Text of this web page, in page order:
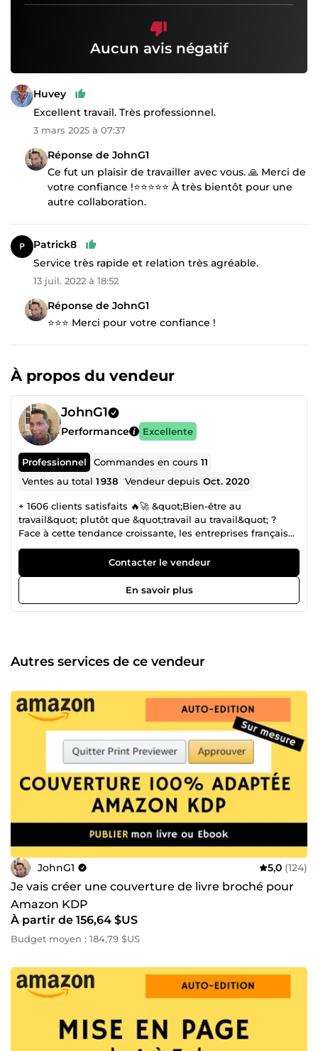
Aucun avis négatif
Huvey
Excellent travail. Très professionnel.
3 mars 2025 à 07:37
Réponse de JohnG1
Ce fut un plaisir de travailler avec vous. 🙏 Merci de
votre confiance !⭐⭐⭐⭐⭐ À très bientôt pour une
autre collaboration.
Patrick8
Service très rapide et relation très agréable.
13 juil. 2022 à 18:52
Réponse de JohnG1
⭐⭐⭐ Merci pour votre confiance !
À propos du vendeur
JohnG1
Performance Excellente
Professionnel Commandes en cours11
Ventes au total1 938 Vendeur depuisOct. 2020
+ 1606 clients satisfaits 🔥🚀 &quot;Bien-être au
travail&quot; plutôt que &quot;travail au travail&quot; ?
Face à cette tendance croissante, les entreprises françaises
délèguent à Madagascar, les tâches qu’elles ne veulent
plus ou ne peuvent plus faire. Je suis John, français, et je
pilote vos projets à Madagascar. Déléguez en toute
confiance, nous gérons pour vous ! ✅ MÉTHODE DE
TRAVAIL Loi de Pareto｜Tim Ferris｜Scrum &amp; Kanban
Disponible 6j/7 👉 Cliquez sur &quot;Me contacter&quot; et
on discute de vos objectifs, pour trouver ensemble la
Contacter le vendeur
En savoir plus
Autres services de ce vendeur
JohnG1 5,0 (124)
Je vais créer une couverture de livre broché pour
Amazon KDP
À partir de 156,64 $US
Budget moyen : 184,79 $US